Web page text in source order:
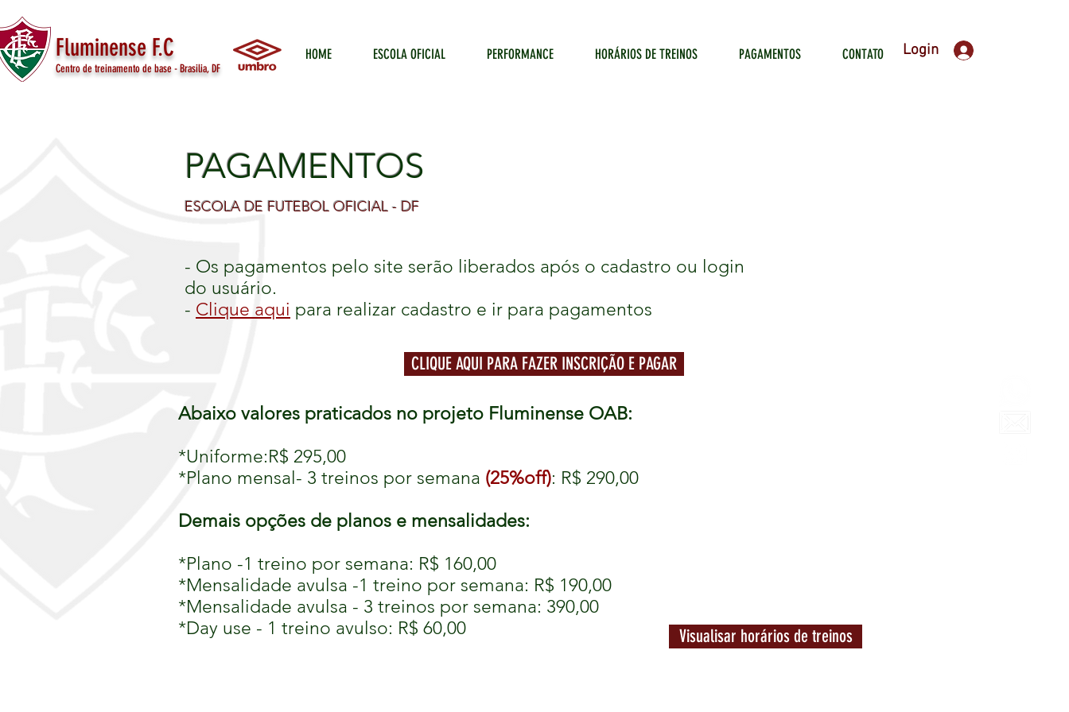
Fluminense F.C
Centro de treinamento de base - Brasilia, DF
HOME ESCOLA OFICIAL PERFORMANCE HORÁRIOS DE TREINOS PAGAMENTOS CONTATO Login
Abaixo valores praticados no projeto Fluminense OAB:
*Uniforme:R$ 295,00
*Plano mensal- 3 treinos por semana (25%off): R$ 290,00
Demais opções de planos e mensalidades:
*Plano -1 treino por semana: R$ 160,00
*Mensalidade avulsa -1 treino por semana: R$ 190,00
*Mensalidade avulsa - 3 treinos por semana: 390,00
*Day use - 1 treino avulso: R$ 60,00
Visualisar horários de treinos
PAGAMENTOS
ESCOLA DE FUTEBOL OFICIAL - DF
- Os pagamentos pelo site serão liberados após o cadastro ou login
do usuário.
- Clique aqui para realizar cadastro e ir para pagamentos
CLIQUE AQUI PARA FAZER INSCRIÇÃO E PAGAR